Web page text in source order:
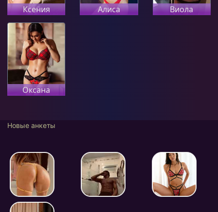
Ксения Алиса Виола
Оксана
Новые анкеты